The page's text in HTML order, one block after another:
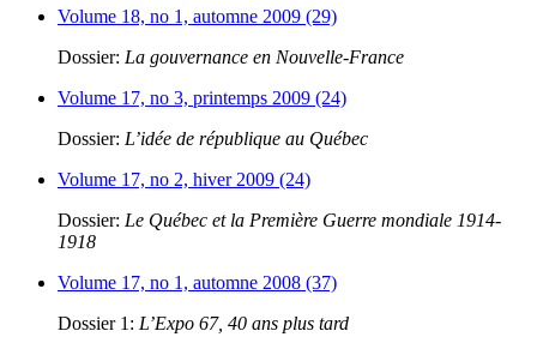
Volume 18, no 1, automne 2009 (29)
Dossier: La gouvernance en Nouvelle-France
Volume 17, no 3, printemps 2009 (24)
Dossier: L’idée de république au Québec
Volume 17, no 2, hiver 2009 (24)
Dossier: Le Québec et la Première Guerre mondiale 1914-
1918
Volume 17, no 1, automne 2008 (37)
Dossier 1: L’Expo 67, 40 ans plus tard